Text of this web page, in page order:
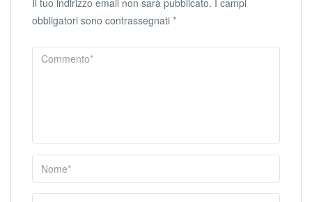
Il tuo indirizzo email non sarà pubblicato. I campi
obbligatori sono contrassegnati *